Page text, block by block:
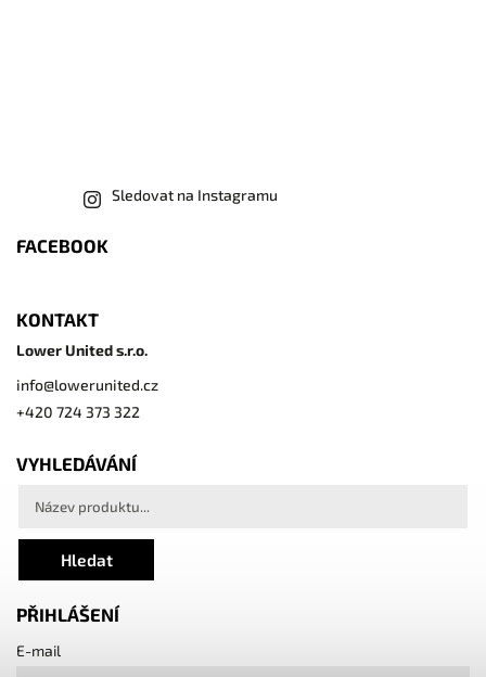
Sledovat na Instagramu
FACEBOOK
KONTAKT
Lower United s.r.o.
info@lowerunited.cz
+420 724 373 322
VYHLEDÁVÁNÍ
Hledat
PŘIHLÁŠENÍ
E-mail